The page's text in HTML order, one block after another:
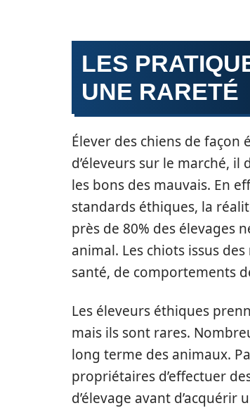
LES
UNE RARETÉ
Élever des chiens de
d’éleveurs sur le marché,
les bons des mauvais. En
standards éthiques, la
près de 80% des élevages
animal. Les chiots issus des
santé, de comportements
Les éleveurs éthiques
mais ils sont rares.
long terme des animaux.
propriétaires d’effectuer
d’élevage avant